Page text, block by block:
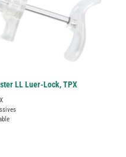
LL Luer-Lock, TPX